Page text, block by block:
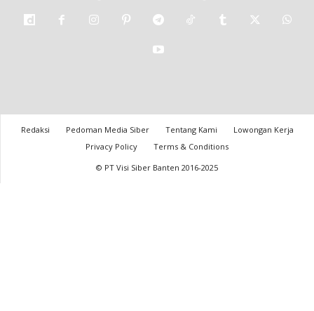
Redaksi Pedoman Media Siber Tentang Kami
Lowongan Kerja
Privacy Policy
Terms & Conditions
© PT Visi Siber Banten 2016-2025